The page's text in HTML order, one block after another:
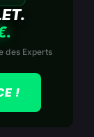
des Experts
!